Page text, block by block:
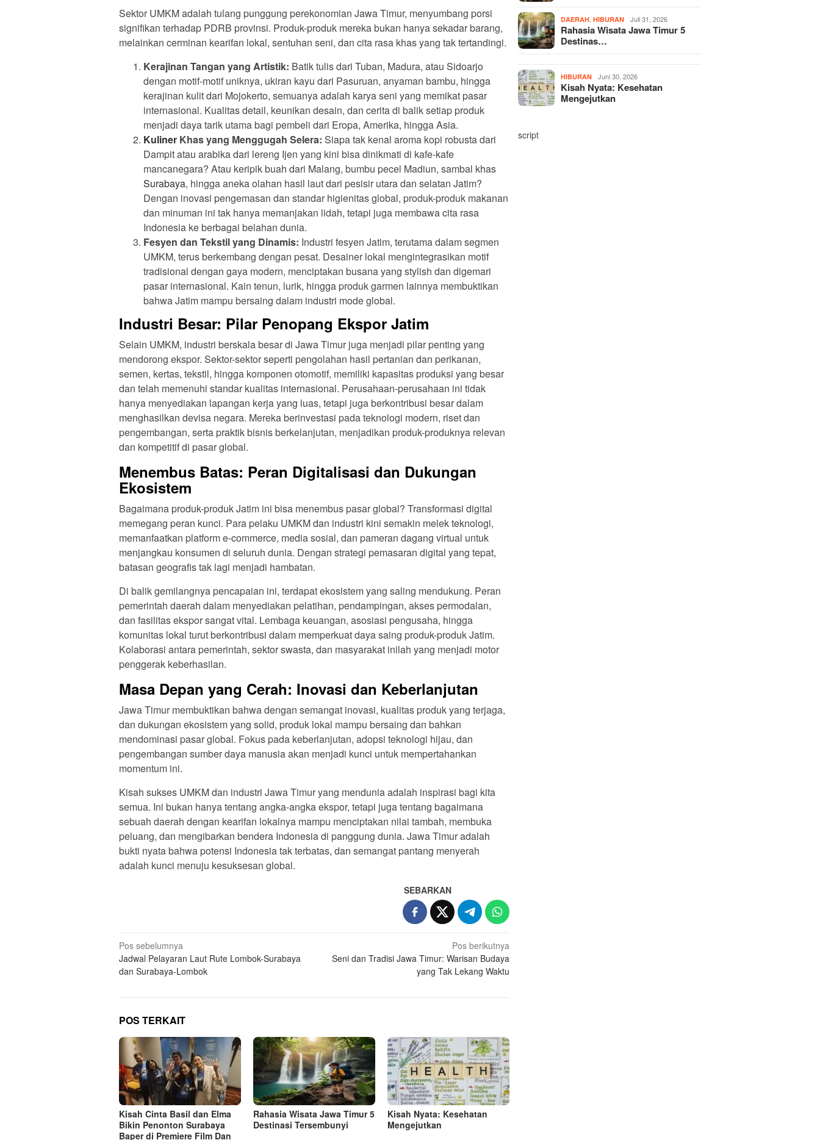
Sektor UMKM adalah tulang punggung perekonomian Jawa Timur, menyumbang porsi
signifikan terhadap PDRB provinsi. Produk-produk mereka bukan hanya sekadar barang,
melainkan cerminan kearifan lokal, sentuhan seni, dan cita rasa khas yang tak tertandingi.
Kerajinan Tangan yang Artistik: Batik tulis dari Tuban, Madura, atau Sidoarjo
dengan motif-motif uniknya, ukiran kayu dari Pasuruan, anyaman bambu, hingga
kerajinan kulit dari Mojokerto, semuanya adalah karya seni yang memikat pasar
internasional. Kualitas detail, keunikan desain, dan cerita di balik setiap produk
menjadi daya tarik utama bagi pembeli dari Eropa, Amerika, hingga Asia.
Kuliner Khas yang Menggugah Selera: Siapa tak kenal aroma kopi robusta dari
Dampit atau arabika dari lereng Ijen yang kini bisa dinikmati di kafe-kafe
mancanegara? Atau keripik buah dari Malang, bumbu pecel Madiun, sambal khas
Surabaya, hingga aneka olahan hasil laut dari pesisir utara dan selatan Jatim?
Dengan inovasi pengemasan dan standar higienitas global, produk-produk makanan
dan minuman ini tak hanya memanjakan lidah, tetapi juga membawa cita rasa
Indonesia ke berbagai belahan dunia.
Fesyen dan Tekstil yang Dinamis: Industri fesyen Jatim, terutama dalam segmen
UMKM, terus berkembang dengan pesat. Desainer lokal mengintegrasikan motif
tradisional dengan gaya modern, menciptakan busana yang stylish dan digemari
pasar internasional. Kain tenun, lurik, hingga produk garmen lainnya membuktikan
bahwa Jatim mampu bersaing dalam industri mode global.
Industri Besar: Pilar Penopang Ekspor Jatim
Selain UMKM, industri berskala besar di Jawa Timur juga menjadi pilar penting yang
mendorong ekspor. Sektor-sektor seperti pengolahan hasil pertanian dan perikanan,
semen, kertas, tekstil, hingga komponen otomotif, memiliki kapasitas produksi yang besar
dan telah memenuhi standar kualitas internasional. Perusahaan-perusahaan ini tidak
hanya menyediakan lapangan kerja yang luas, tetapi juga berkontribusi besar dalam
menghasilkan devisa negara. Mereka berinvestasi pada teknologi modern, riset dan
pengembangan, serta praktik bisnis berkelanjutan, menjadikan produk-produknya relevan
dan kompetitif di pasar global.
Menembus Batas: Peran Digitalisasi dan Dukungan
Ekosistem
Bagaimana produk-produk Jatim ini bisa menembus pasar global? Transformasi digital
memegang peran kunci. Para pelaku UMKM dan industri kini semakin melek teknologi,
memanfaatkan platform e-commerce, media sosial, dan pameran dagang virtual untuk
menjangkau konsumen di seluruh dunia. Dengan strategi pemasaran digital yang tepat,
batasan geografis tak lagi menjadi hambatan.
Di balik gemilangnya pencapaian ini, terdapat ekosistem yang saling mendukung. Peran
pemerintah daerah dalam menyediakan pelatihan, pendampingan, akses permodalan,
dan fasilitas ekspor sangat vital. Lembaga keuangan, asosiasi pengusaha, hingga
komunitas lokal turut berkontribusi dalam memperkuat daya saing produk-produk Jatim.
Kolaborasi antara pemerintah, sektor swasta, dan masyarakat inilah yang menjadi motor
penggerak keberhasilan.
Masa Depan yang Cerah: Inovasi dan Keberlanjutan
Jawa Timur membuktikan bahwa dengan semangat inovasi, kualitas produk yang terjaga,
dan dukungan ekosistem yang solid, produk lokal mampu bersaing dan bahkan
mendominasi pasar global. Fokus pada keberlanjutan, adopsi teknologi hijau, dan
pengembangan sumber daya manusia akan menjadi kunci untuk mempertahankan
momentum ini.
Kisah sukses UMKM dan industri Jawa Timur yang mendunia adalah inspirasi bagi kita
semua. Ini bukan hanya tentang angka-angka ekspor, tetapi juga tentang bagaimana
sebuah daerah dengan kearifan lokalnya mampu menciptakan nilai tambah, membuka
peluang, dan mengibarkan bendera Indonesia di panggung dunia. Jawa Timur adalah
bukti nyata bahwa potensi Indonesia tak terbatas, dan semangat pantang menyerah
adalah kunci menuju kesuksesan global.
SEBARKAN
Navigasi
pos
Pos sebelumnya
Jadwal Pelayaran Laut Rute Lombok-Surabaya
dan Surabaya-Lombok
Pos berikutnya
Seni dan Tradisi Jawa Timur: Warisan Budaya
yang Tak Lekang Waktu
POS TERKAIT
Kisah Cinta Basil dan Elma
Bikin Penonton Surabaya
Baper di Premiere Film Dan
Rahasia Wisata Jawa Timur 5
Destinasi Tersembunyi
Kisah Nyata: Kesehatan
Mengejutkan
DAERAH ,HIBURAN Juli 31, 2026
Rahasia Wisata Jawa Timur 5
Destinas…
HIBURAN Juni 30, 2026
Kisah Nyata: Kesehatan
Mengejutkan
script